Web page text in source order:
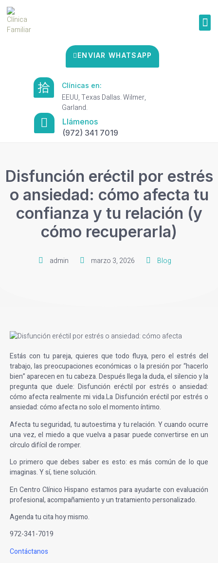
ENVIAR WHATSAPP
Clínicas en:
EEUU, Texas Dallas. Wilmer,
Garland.
Llámenos
(972) 341 7019
Disfunción eréctil por estrés
o ansiedad: cómo afecta tu
confianza y tu relación (y
cómo recuperarla)
admin marzo 3, 2026 Blog
Estás con tu pareja, quieres que todo fluya, pero el estrés del
trabajo, las preocupaciones económicas o la presión por “hacerlo
bien” aparecen en tu cabeza. Después llega la duda, el silencio y la
pregunta que duele: Disfunción eréctil por estrés o ansiedad:
cómo afecta realmente mi vida.La Disfunción eréctil por estrés o
ansiedad: cómo afectano solo el momento íntimo.
Afecta tu seguridad, tu autoestima y tu relación. Y cuando ocurre
una vez, el miedo a que vuelva a pasar puede convertirse en un
círculo difícil de romper.
Lo primero que debes saber es esto: es más común de lo que
imaginas. Y sí, tiene solución.
En Centro Clínico Hispano estamos para ayudarte con evaluación
profesional, acompañamiento y un tratamiento personalizado.
Agenda tu cita hoy mismo.
972-341-7019
Contáctanos